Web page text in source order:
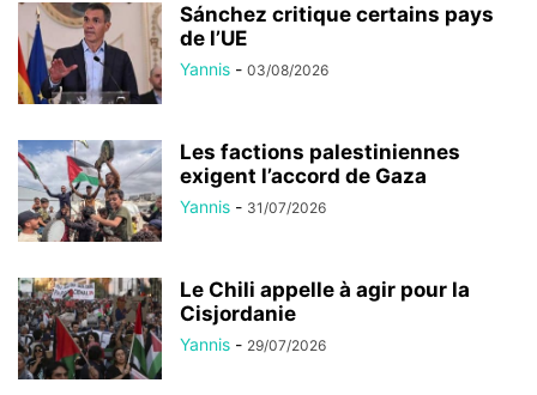
Sánchez critique certains pays
de l’UE
Yannis - 03/08/2026
Les factions palestiniennes
exigent l’accord de Gaza
Yannis - 31/07/2026
Le Chili appelle à agir pour la
Cisjordanie
Yannis - 29/07/2026